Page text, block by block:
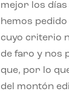
mejor los días
hemos
cuyo criterio
de faro y nos
que, por lo
del montón